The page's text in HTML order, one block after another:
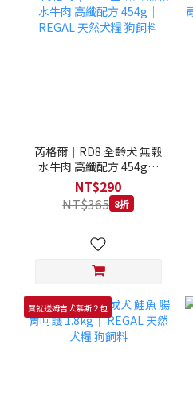
芮格爾｜RD8 全齡犬 無榖
水牛肉 高纖配方 454g｜
REGAL 天然犬糧 狗飼料
NT$290
NT$365 8折
買就送姆吉犬慕斯２包